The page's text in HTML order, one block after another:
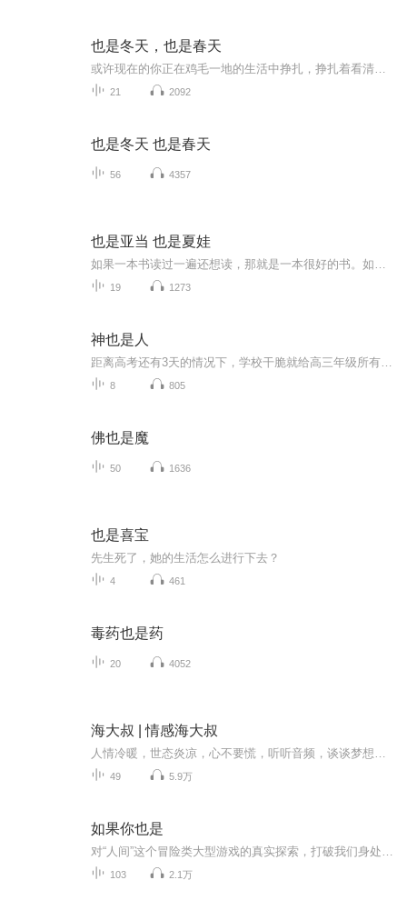
也是冬天，也是春天
21 2092
也是冬天 也是春天
56 4357
也是亚当 也是夏娃
19 1273
神也是人
8 805
佛也是魔
50 1636
也是喜宝
先生死了，她的生活怎么进行下去？
4 461
毒药也是药
20 4052
海大叔 | 情感海大叔
49 5.9万
如果你也是
103 2.1万